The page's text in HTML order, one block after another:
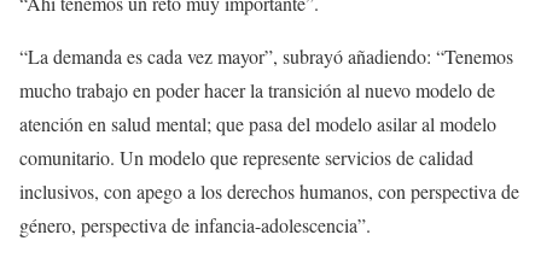
“La demanda es cada vez mayor”, subrayó añadiendo: “Tenemos
mucho trabajo en poder hacer la transición al nuevo modelo de
atención en salud mental; que pasa del modelo asilar al modelo
comunitario. Un modelo que represente servicios de calidad
inclusivos, con apego a los derechos humanos, con perspectiva de
género, perspectiva de infancia-adolescencia”.